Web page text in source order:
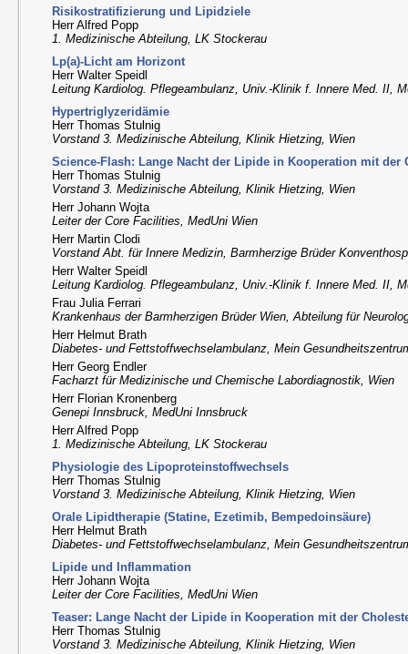
Risikostratifizierung und Lipidziele
Herr Alfred Popp
1. Medizinische Abteilung, LK Stockerau
Lp(a)-Licht am Horizont
Herr Walter Speidl
Leitung Kardiolog. Pflegeambulanz, Univ.-Klinik f. Innere Med. II,
Hypertriglyzeridämie
Herr Thomas Stulnig
Vorstand 3. Medizinische Abteilung, Klinik Hietzing, Wien
Science-Flash: Lange Nacht der Lipide in Kooperation mit der
Herr Thomas Stulnig
Vorstand 3. Medizinische Abteilung, Klinik Hietzing, Wien
Herr Johann Wojta
Leiter der Core Facilities, MedUni Wien
Herr Martin Clodi
Vorstand Abt. für Innere Medizin, Barmherzige Brüder
Herr Walter Speidl
Leitung Kardiolog. Pflegeambulanz, Univ.-Klinik f. Innere Med. II,
Frau Julia Ferrari
Krankenhaus der Barmherzigen Brüder Wien, Abteilung für
Herr Helmut Brath
Diabetes- und Fettstoffwechselambulanz, Mein
Herr Georg Endler
Facharzt für Medizinische und Chemische Labordiagnostik, Wien
Herr Florian Kronenberg
Genepi Innsbruck, MedUni Innsbruck
Herr Alfred Popp
1. Medizinische Abteilung, LK Stockerau
Physiologie des Lipoproteinstoffwechsels
Herr Thomas Stulnig
Vorstand 3. Medizinische Abteilung, Klinik Hietzing, Wien
Orale Lipidtherapie (Statine, Ezetimib, Bempedoinsäure)
Herr Helmut Brath
Diabetes- und Fettstoffwechselambulanz, Mein
Lipide und Inflammation
Herr Johann Wojta
Leiter der Core Facilities, MedUni Wien
Teaser: Lange Nacht der Lipide in Kooperation mit der
Herr Thomas Stulnig
Vorstand 3. Medizinische Abteilung, Klinik Hietzing, Wien